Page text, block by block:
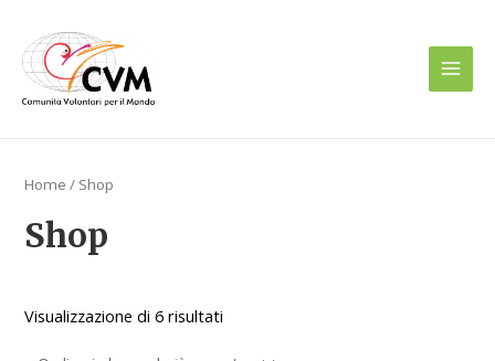
contenuto
Home / Shop
Shop
Visualizzazione di 6 risultati